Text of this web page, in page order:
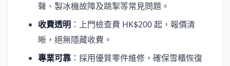
聲、製冰機故障及跳掣等常見問題。
收費透明 ：上門檢查費 HK$200 起，報價清
晰，絕無隱藏收費。
專業可靠 ：採用優質零件維修，確保雪櫃恢復